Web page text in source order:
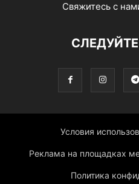
Свяжитесь с
Условия
Реклама на площадках
Политика